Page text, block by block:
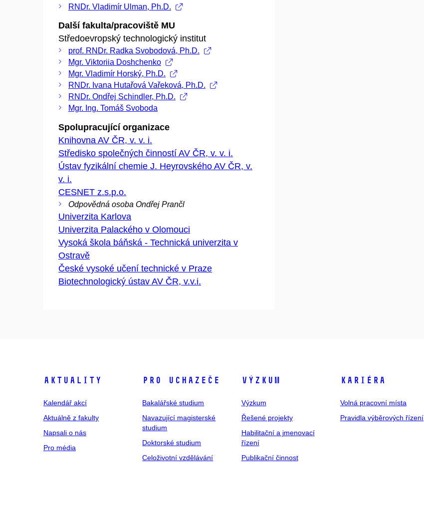
RNDr. Vladimír Ulman, Ph.D.
Další fakulta/pracoviště MU
Středoevropský technologický institut
prof. RNDr. Radka Svobodová, Ph.D.
Mgr. Viktoriia Doshchenko
Mgr. Vladimír Horský, Ph.D.
RNDr. Ivana Hutařová Vařeková, Ph.D.
RNDr. Ondřej Schindler, Ph.D.
Mgr. Ing. Tomáš Svoboda
Spolupracující organizace
Knihovna AV ČR, v. v. i.
Středisko společných činností AV ČR, v. v. i.
Ústav fyzikální chemie J. Heyrovského AV ČR, v.
v. i.
CESNET z.s.p.o.
Odpovědná osoba Ondřej Prančl
Univerzita Karlova
Univerzita Palackého v Olomouci
Vysoká škola báňská - Technická univerzita v
Ostravě
České vysoké učení technické v Praze
Biotechnologický ústav AV ČR, v.v.i.
Aktuality
Kalendář akcí
Aktuálně z fakulty
Napsali o nás
Pro média
Pro uchazeče
Bakalářské studium
Navazující magisterské
studium
Doktorské studium
Celoživotní vzdělávání
Výzkum
Výzkum
Řešené projekty
Habilitační a jmenovací
řízení
Publikační činnost
Kariéra
Volná pracovní místa
Pravidla výběrových řízení